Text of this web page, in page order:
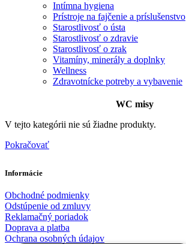
Intímna hygiena
Prístroje na fajčenie a príslušenstvo
Starostlivosť o ústa
Starostlivosť o zdravie
Starostlivosť o zrak
Vitamíny, minerály a doplnky
Wellness
Zdravotnícke potreby a vybavenie
WC misy
V tejto kategórii nie sú žiadne produkty.
Pokračovať
Informácie
Obchodné podmienky
Odstúpenie od zmluvy
Reklamačný poriadok
Doprava a platba
Ochrana osobných údajov